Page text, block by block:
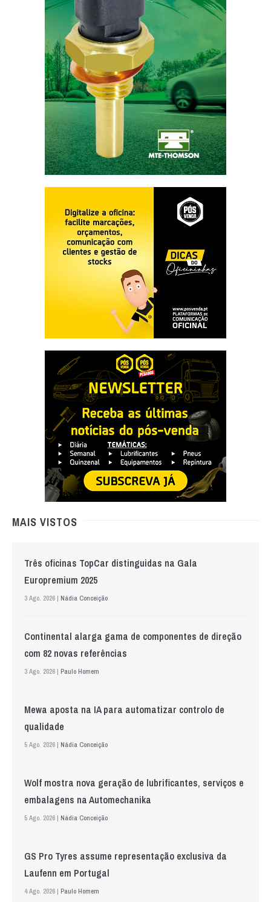
MAIS VISTOS
Três oficinas TopCar distinguidas na Gala
Europremium 2025
3 Ago. 2026 | Nádia Conceição
Continental alarga gama de componentes de direção
com 82 novas referências
3 Ago. 2026 | Paulo Homem
Mewa aposta na IA para automatizar controlo de
qualidade
5 Ago. 2026 | Nádia Conceição
Wolf mostra nova geração de lubrificantes, serviços e
embalagens na Automechanika
5 Ago. 2026 | Nádia Conceição
GS Pro Tyres assume representação exclusiva da
Laufenn em Portugal
4 Ago. 2026 | Paulo Homem